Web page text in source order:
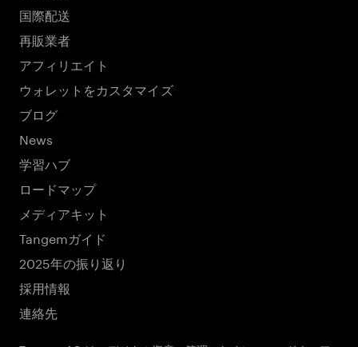
国際配送
再販業者
アフィリエイト
ウォレットをカスタマイズ
ブログ
News
学習ハブ
ロードマップ
メディアキット
Tangemガイド
2025年の振り返り
採用情報
連絡先